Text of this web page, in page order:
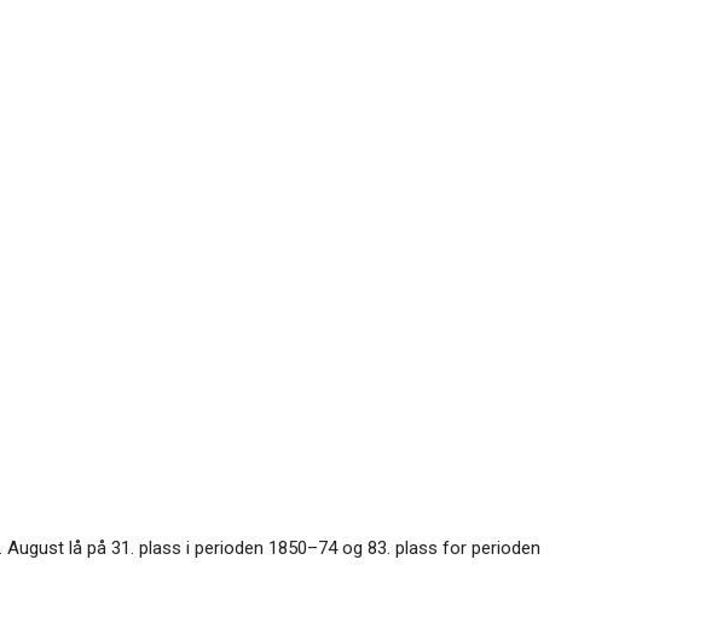
lå på 31. plass i perioden 1850–74 og 83. plass for perioden